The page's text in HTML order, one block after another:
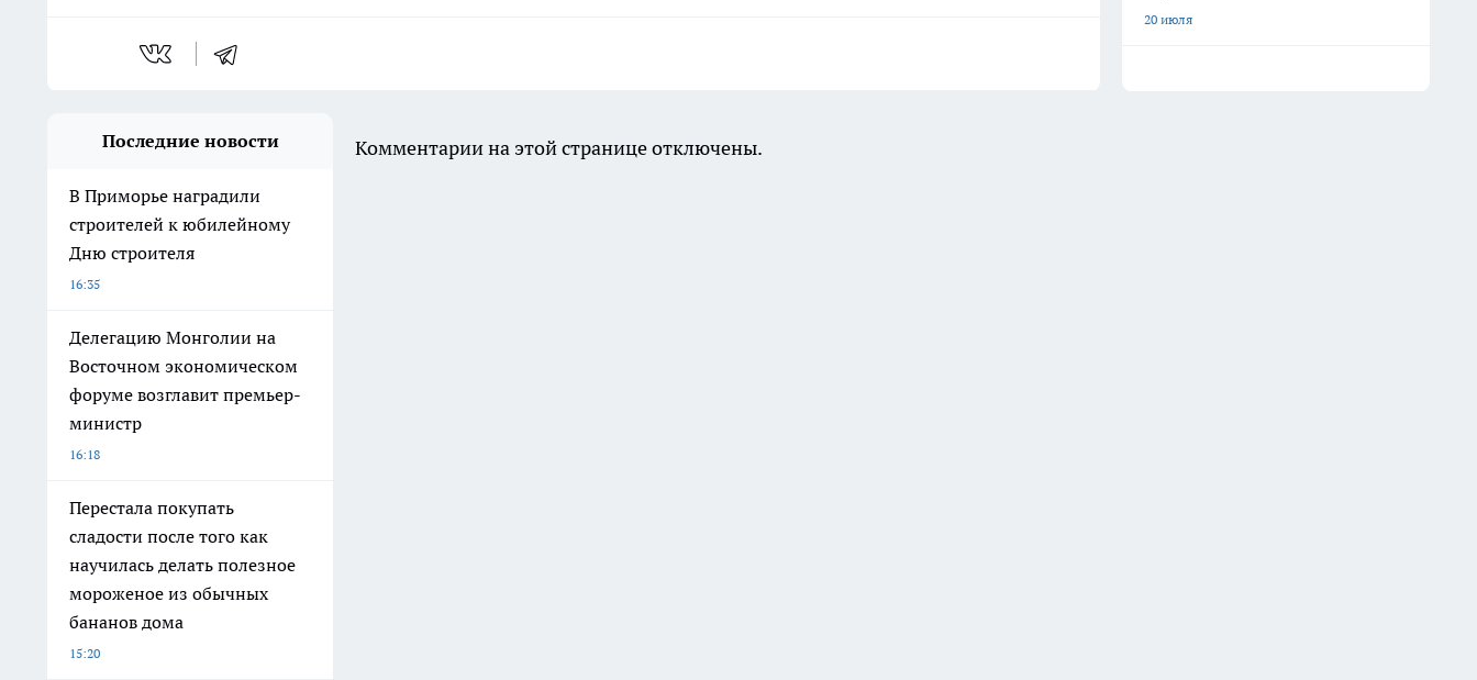
20 июля
Последние новости
В Приморье наградили
строителей к юбилейному
Дню строителя
16:35
Делегацию Монголии на
Восточном экономическом
форуме возглавит премьер-
министр
16:18
Перестала покупать
сладости после того как
научилась делать полезное
мороженое из обычных
бананов дома
15:20
Комментарии на этой странице отключены.